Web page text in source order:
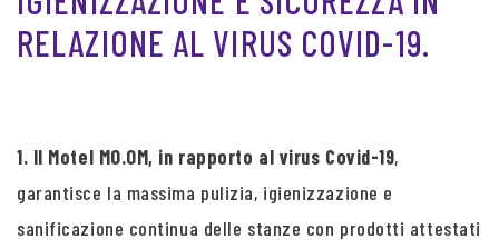
RELAZIONE AL VIRUS COVID-19.
1. Il Motel MO.OM, in rapporto al virus Covid-19,
garantisce la massima pulizia, igienizzazione e
sanificazione continua delle stanze con prodotti attestati